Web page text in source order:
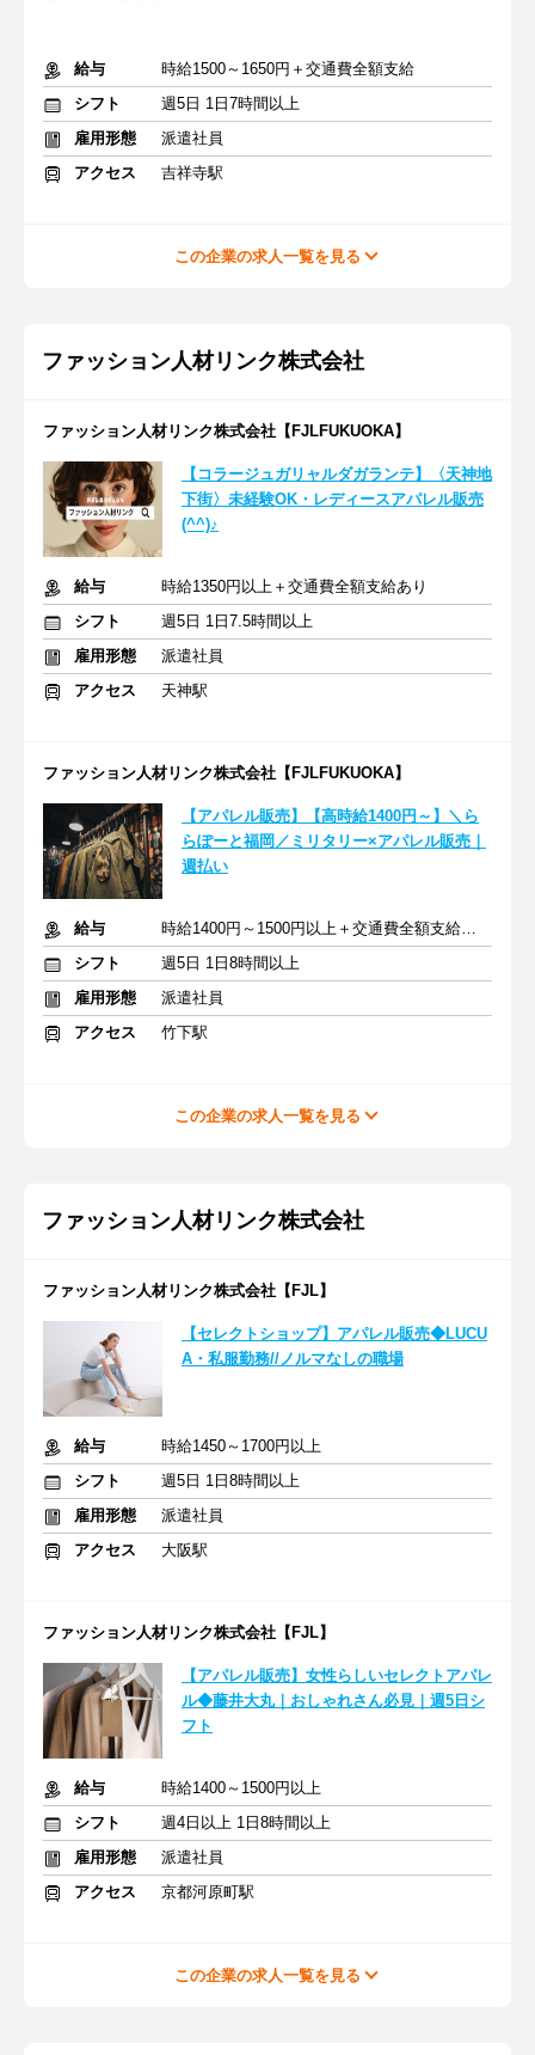
給与
時給1500～1650円＋交通費全額支給
シフト
週5日 1日7時間以上
雇用形態
派遣社員
アクセス
吉祥寺駅
この企業の求人一覧を見る
ファッション人材リンク株式会社
ファッション人材リンク株式会社【FJLFUKUOKA】
【コラージュガリャルダガランテ】〈天神地
下街〉未経験OK・レディースアパレル販売
(^^)♪
給与
時給1350円以上＋交通費全額支給あり
シフト
週5日 1日7.5時間以上
雇用形態
派遣社員
アクセス
天神駅
ファッション人材リンク株式会社【FJLFUKUOKA】
【アパレル販売】【高時給1400円～】＼ら
らぽーと福岡／ミリタリー×アパレル販売｜
週払い
給与
時給1400円～1500円以上＋交通費全額支給あり
シフト
週5日 1日8時間以上
雇用形態
派遣社員
アクセス
竹下駅
この企業の求人一覧を見る
ファッション人材リンク株式会社
ファッション人材リンク株式会社【FJL】
【セレクトショップ】アパレル販売◆LUCU
A・私服勤務//ノルマなしの職場
給与
時給1450～1700円以上
シフト
週5日 1日8時間以上
雇用形態
派遣社員
アクセス
大阪駅
ファッション人材リンク株式会社【FJL】
【アパレル販売】女性らしいセレクトアパレ
ル◆藤井大丸｜おしゃれさん必見｜週5日シ
フト
給与
時給1400～1500円以上
シフト
週4日以上 1日8時間以上
雇用形態
派遣社員
アクセス
京都河原町駅
この企業の求人一覧を見る